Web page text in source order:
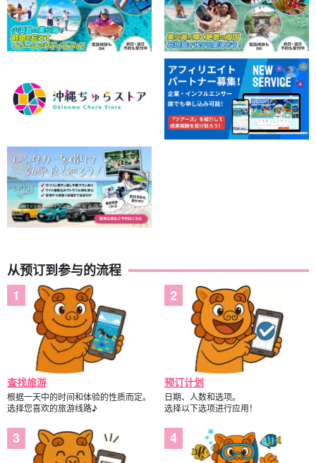
从预订到参与的流程
查找旅游
根据一天中的时间和体验的性质而定。
选择您喜欢的旅游线路♪
预订计划
日期、人数和选项。
选择以下选项进行应用！